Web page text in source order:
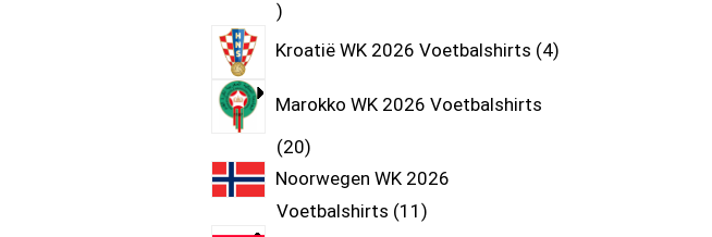
Kroatië WK 2026 Voetbalshirts 4
Marokko WK 2026 Voetbalshirts
20
Noorwegen WK 2026
Voetbalshirts 11